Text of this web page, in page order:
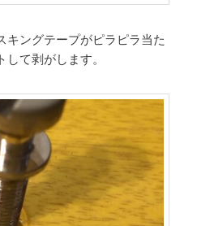
キングテープがピラピラ当た
て剥がします。